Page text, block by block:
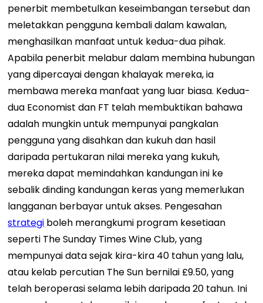
penerbit membetulkan keseimbangan tersebut dan
meletakkan pengguna kembali dalam kawalan,
menghasilkan manfaat untuk kedua-dua pihak.
Apabila penerbit melabur dalam membina hubungan
yang dipercayai dengan khalayak mereka, ia
membawa mereka manfaat yang luar biasa. Kedua-
dua Economist dan FT telah membuktikan bahawa
adalah mungkin untuk mempunyai pangkalan
pengguna yang disahkan dan kukuh dan hasil
daripada pertukaran nilai mereka yang kukuh,
mereka dapat memindahkan kandungan ini ke
sebalik dinding kandungan keras yang memerlukan
langganan berbayar untuk akses. Pengesahan
strategi boleh merangkumi program kesetiaan
seperti The Sunday Times Wine Club, yang
mempunyai data sejak kira-kira 40 tahun yang lalu,
atau kelab percutian The Sun bernilai £9.50, yang
telah beroperasi selama lebih daripada 20 tahun. Ini